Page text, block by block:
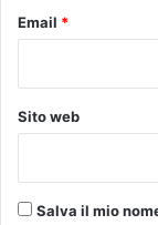
Email *
Sito web
Salva il mio